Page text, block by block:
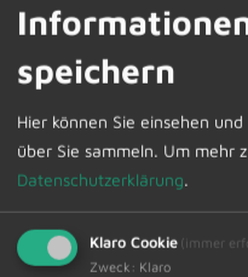
Anforderung des
Zur Übersicht
speichern
Hier können Sie einsehen
über Sie sammeln. Um mehr
Datenschutzerklärung.
Klaro Cookie (immer
Zweck : Klaro